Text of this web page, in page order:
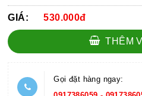
GIÁ: 530.000đ
THÊM
Gọi đặt hàng ngay: